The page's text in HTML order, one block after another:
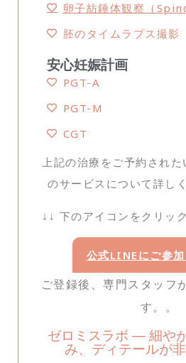
卵子紡錘体観察（
胚のタイムラプス撮影
安心妊娠計画
PGT-A
PGT-M
CGT
上記の治療をご予約され
のサービスについて詳し
↓ ↓ 下のアイコンをクリッ
公式LINEにご参
ご登録後、専門スタッフ
す。。
ゼロミスラボ ― 細や
み、ディテールが